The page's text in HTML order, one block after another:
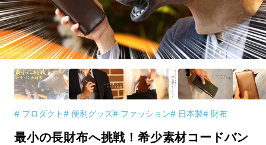
# プロダクト# 便利グッズ# ファッション# 日本製# 財布
最小の長財布へ挑戦！希少素材コードバン